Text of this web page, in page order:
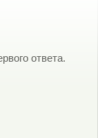
ответа.